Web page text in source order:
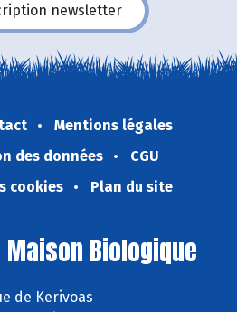
newsletter
Mentions légales
des données
CGU
cookies
Plan du site
Maison Biologique
de Kerivoas